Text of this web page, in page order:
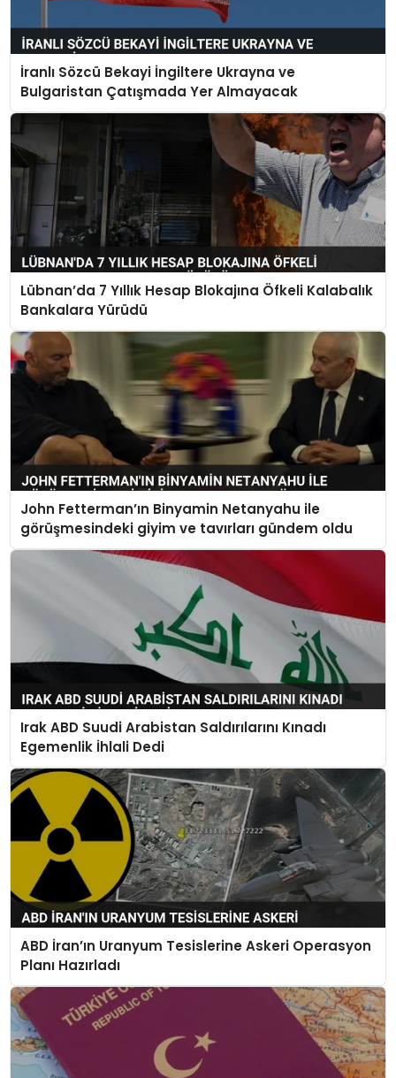
İranlı Sözcü Bekayi İngiltere Ukrayna ve
Bulgaristan Çatışmada Yer Almayacak
Lübnan’da 7 Yıllık Hesap Blokajına Öfkeli Kalabalık
Bankalara Yürüdü
John Fetterman’ın Binyamin Netanyahu ile
görüşmesindeki giyim ve tavırları gündem oldu
Irak ABD Suudi Arabistan Saldırılarını Kınadı
Egemenlik İhlali Dedi
ABD İran’ın Uranyum Tesislerine Askeri Operasyon
Planı Hazırladı